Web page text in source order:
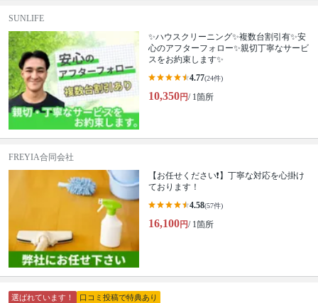
SUNLIFE
✨ハウスクリーニング✨複数台割引有✨安
心のアフターフォロー✨親切丁寧なサービ
スをお約束します✨
4.77(24件)
10,350円/ 1箇所
FREYIA合同会社
【お任せください❗️】丁寧な対応を心掛け
ております！
4.58(57件)
16,100円/ 1箇所
選ばれています！ 口コミ投稿で特典あり